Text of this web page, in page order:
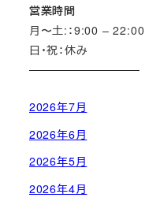
営業時間
月〜土:：9:00 – 22:00
日・祝：休み
2026年7月
2026年6月
2026年5月
2026年4月